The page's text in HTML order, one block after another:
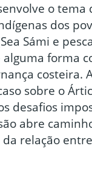
o
dos
Sámi e
forma
costeira.
sobre o
desafios
abre
relação